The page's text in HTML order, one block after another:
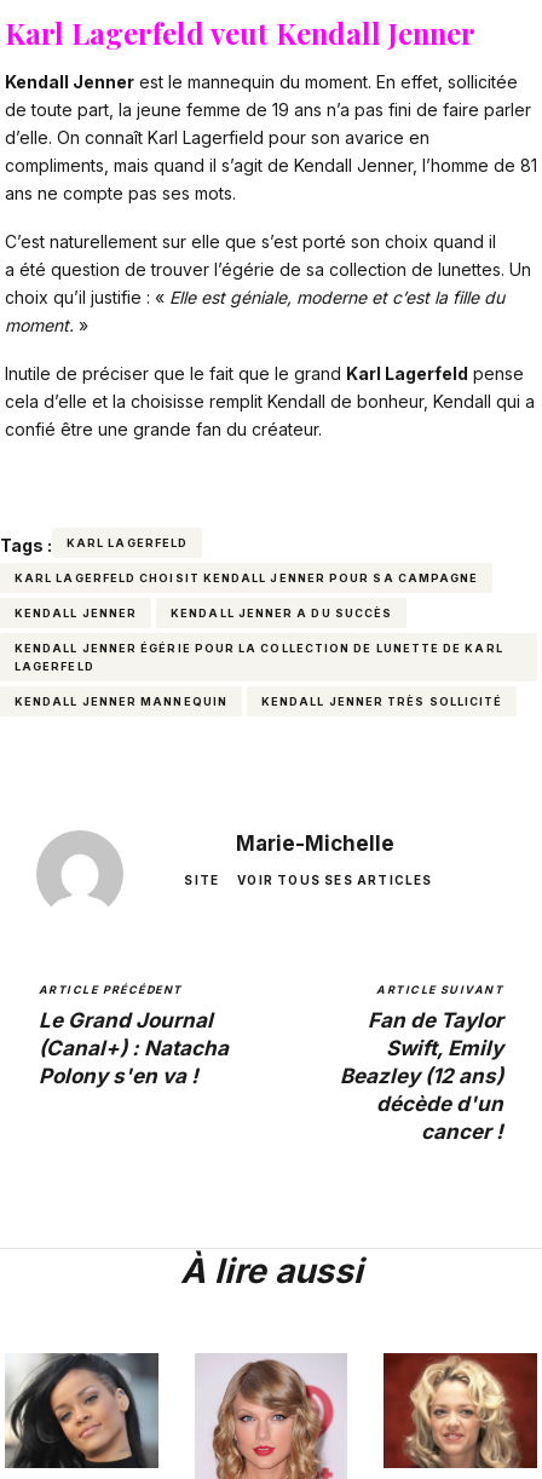
Karl Lagerfeld veut Kendall Jenner
Kendall Jenner est le mannequin du moment. En effet, sollicitée
de toute part, la jeune femme de 19 ans n’a pas fini de faire parler
d’elle. On connaît Karl Lagerfield pour son avarice en
compliments, mais quand il s’agit de Kendall Jenner, l’homme de 81
ans ne compte pas ses mots.
C’est naturellement sur elle que s’est porté son choix quand il
a été question de trouver l’égérie de sa collection de lunettes. Un
choix qu’il justifie : « Elle est géniale, moderne et c’est la fille du
moment. »
Inutile de préciser que le fait que le grand Karl Lagerfeld pense
cela d’elle et la choisisse remplit Kendall de bonheur, Kendall qui a
confié être une grande fan du créateur.
Tags : KARL LAGERFELD
KARL LAGERFELD CHOISIT KENDALL JENNER POUR SA CAMPAGNE
KENDALL JENNER KENDALL JENNER A DU SUCCÈS
KENDALL JENNER ÉGÉRIE POUR LA COLLECTION DE LUNETTE DE KARL
LAGERFELD
KENDALL JENNER MANNEQUIN KENDALL JENNER TRÈS SOLLICITÉ
Marie-Michelle
SITE VOIR TOUS SES ARTICLES
ARTICLE PRÉCÉDENT
Le Grand Journal
(Canal+) : Natacha
Polony s'en va !
ARTICLE SUIVANT
Fan de Taylor
Swift, Emily
Beazley (12 ans)
décède d'un
cancer !
À lire aussi